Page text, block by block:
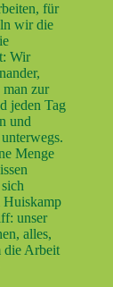
für
wir die
Wir
man zur
jeden Tag
und
Menge
Huiskamp
unser
alles,
die Arbeit